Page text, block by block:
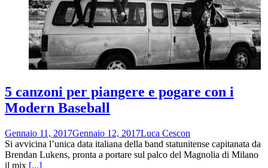
5 canzoni per piangere e pogare con i
Modern Baseball
Gennaio 11, 2017Gennaio 12, 2017Luca Cescon
Si avvicina l’unica data italiana della band statunitense capitanata da
Brendan Lukens, pronta a portare sul palco del Magnolia di Milano
il mix [...]